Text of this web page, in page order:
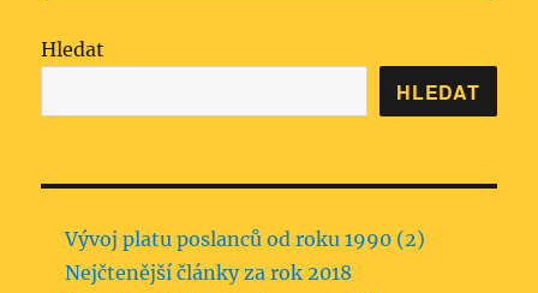
Hledat
HLEDAT
Vývoj platu poslanců od roku 1990 (2)
Nejčtenější články za rok 2018